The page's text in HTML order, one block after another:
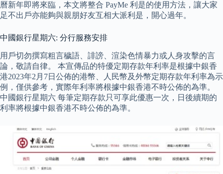
曆新年即將來臨，本文將整合 PayMe 利是的使用方法，讓大家
足不出戶亦能夠與親朋好友互相大派利是，開心過年。
中國銀行星期六: 分行服務安排
用戶切勿撰寫粗言穢語、誹謗、渲染色情暴力或人身攻擊的言
論，敬請自律。 本宣傳品的特優定期存款年利率是根據中銀香
港2023年2月7日公佈的港幣、人民幣及外幣定期存款年利率為示
例，僅供參考，實際年利率將根據中銀香港不時公佈的為準。
中國銀行星期六 每筆定期存款只可享此優惠一次，日後續期的
利率將根據中銀香港不時公佈的為準。